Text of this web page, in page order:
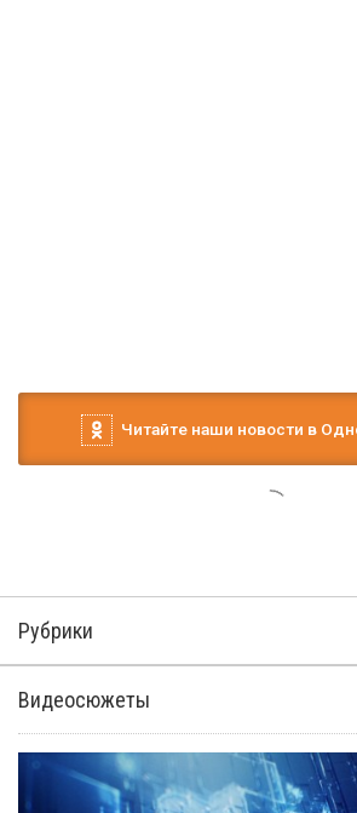
Читайте наши новости в
Рубрики
Видеосюжеты